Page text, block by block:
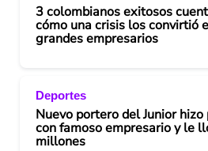
3 colombianos exitosos
cómo una crisis los convirtió
grandes empresarios
Deportes
Nuevo portero del Junior hizo
con famoso empresario y le
millones